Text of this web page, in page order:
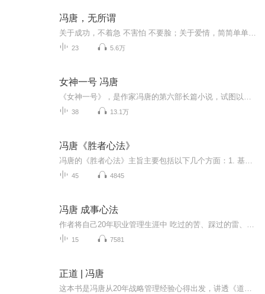
冯唐，无所谓
23 5.6万
女神一号 冯唐
38 13.1万
冯唐《胜者心法》
45 4845
冯唐 成事心法
15 7581
正道 | 冯唐